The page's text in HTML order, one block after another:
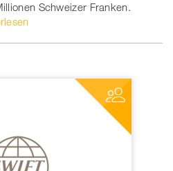
Schweizer Franken.